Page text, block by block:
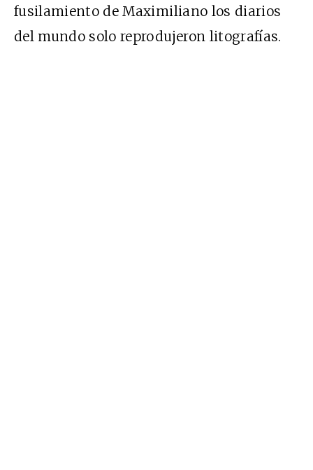
fusilamiento de Maximiliano los diarios
del mundo solo reprodujeron litografías.